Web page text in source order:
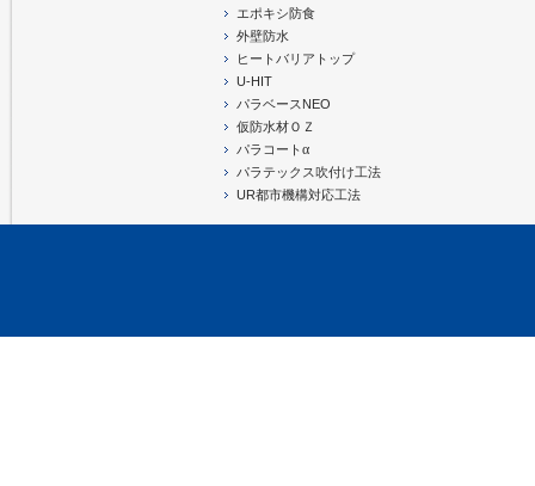
エポキシ防食
外壁防水
ヒートバリアトップ
U-HIT
パラベースNEO
仮防水材ＯＺ
パラコートα
パラテックス吹付け工法
UR都市機構対応工法